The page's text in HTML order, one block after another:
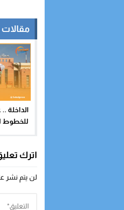
الداخلة
للخطوط
اترك
لن يتم نشر